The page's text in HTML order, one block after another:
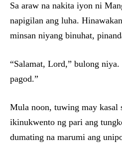
Sa araw na nakita iyon ni
napigilan ang luha.
minsan niyang binuhat,
“Salamat, Lord,” bulong niya.
pagod.”
Mula noon, tuwing may kasal
ikinukwento ng pari ang
dumating na marumi ang